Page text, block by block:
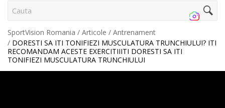
Cauta pe site...
SportVision Romania Articole
Antrenament
DORESTI SA ITI TONIFIEZI MUSCULATURA TRUNCHIULUI? ITI
RECOMANDAM ACESTE EXERCITIIITI DORESTI SA ITI
TONIFIEZI MUSCULATURA TRUNCHIULUI